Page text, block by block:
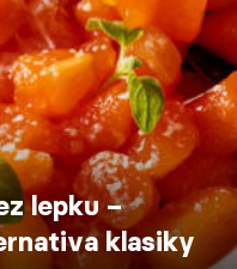
lepku –
klasiky